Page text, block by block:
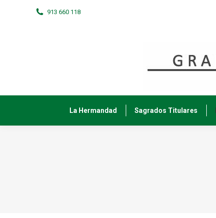
913 660 118
La Hermandad Sagrados Titulares